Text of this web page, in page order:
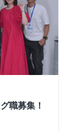
職募集！